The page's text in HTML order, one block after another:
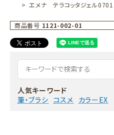
エメナ テラコッタジェル0701
商品番号 1121-002-01
人気キーワード
筆・ブラシ コスメ カラーEX